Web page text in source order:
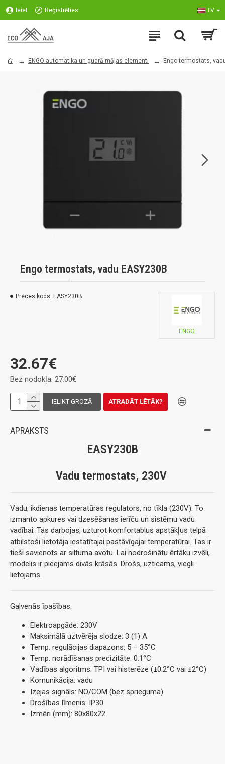
Ieiet Reģistrēties LV
ENGO automatika un gudrā mājas elementi Engo termostats,
Engo termostats, vadu EASY230B
Preces kods: EASY230B
ENGO
32.67€
Bez nodokļa: 27.00€
IELIKT GROZĀ ATRADĀT LĒTĀK?
APRAKSTS
EASY230B
Vadu termostats, 230V
Vadu, ikdienas temperatūras regulators, no tīkla (230V). To
izmanto apkures vai dzesēšanas ierīču un sistēmu vadu
vadībai. Tas darbojas, uzturot komfortablus apstākļus telpā
atbilstoši lietotāja iestatītajai pastāvīgajai temperatūrai. Tas ir
tieši savienots ar siltuma avotu. Lai nodrošinātu ērtāku izvēli,
modelis ir pieejams divās krāsās. Drošs, uzticams, viegli
lietojams.
Galvenās īpašības:
Elektroapgāde: 230V
Maksimālā uztvērēja slodze: 3 (1) A
Temp. regulācijas diapazons: 5 – 35°C
Temp. norādīšanas precizitāte: 0.1°C
Vadības algoritms: TPI vai histerēze (±0.2°C vai ±2°C)
Komunikācija: vadu
Izejas signāls: NO/COM (bez sprieguma)
Drošības līmenis: IP30
Izmēri (mm): 80x80x22